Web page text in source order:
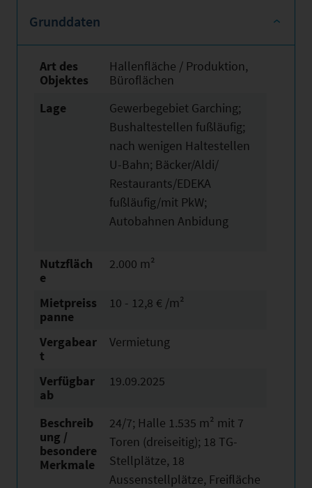
Grunddaten
Art des
Objektes
Hallenfläche / Produktion,
Büroflächen
Lage
Gewerbegebiet Garching;
Bushaltestellen fußläufig;
nach wenigen Haltestellen
U-Bahn; Bäcker/Aldi/
Restaurants/EDEKA
fußläufig/mit PkW;
Autobahnen Anbidung
Nutzfläch
e
2.000 m²
Mietpreiss
panne
10 - 12,8 € /m²
Vergabear
t
Vermietung
Verfügbar
ab
19.09.2025
Beschreib
ung /
besondere
Merkmale
24/7; Halle 1.535 m² mit 7
Toren (dreiseitig); 18 TG-
Stellplätze, 18
Aussenstellplätze, Freifläche